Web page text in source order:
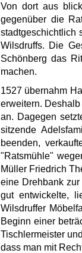
Von dort aus
gegenüber die
stadtgeschichtlich
Wilsdruffs. Die
Schönberg das
machen.
1527 übernahm
erweitern.
an. Dagegen
sitzende
beenden,
"Ratsmühle"
Müller Friedrich
eine Drehbank
gut entwickelte,
Wilsdruffer
Beginn einer
Tischlermeister
dass man mit